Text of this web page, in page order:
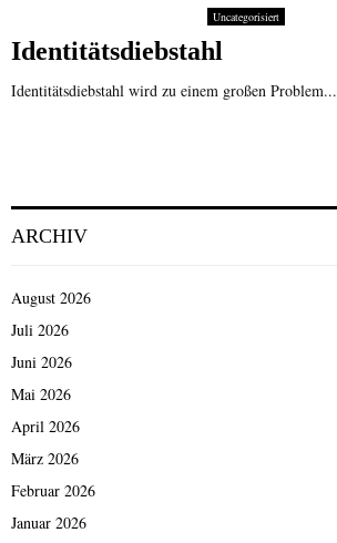
Uncategorisiert
Identitätsdiebstahl
Identitätsdiebstahl wird zu einem großen Problem...
ARCHIV
August 2026
Juli 2026
Juni 2026
Mai 2026
April 2026
März 2026
Februar 2026
Januar 2026